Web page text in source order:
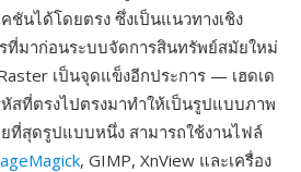
ชันได้โดยตรง ซึ่งเป็นแนวทางเชิง
ที่มาก่อนระบบจัดการสินทรัพย์สมัยใหม่
เป็นจุดแข็งอีกประการ — เฮดเด
สที่ตรงไปตรงมาทำให้เป็นรูปแบบภาพ
ที่สุดรูปแบบหนึ่ง สามารถใช้งานไฟล์
, GIMP, XnView และเครื่อง